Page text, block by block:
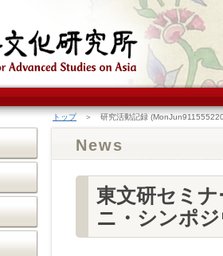
トップ＞ 研究活動記録
News
東文研セミ
ニ・シンポ